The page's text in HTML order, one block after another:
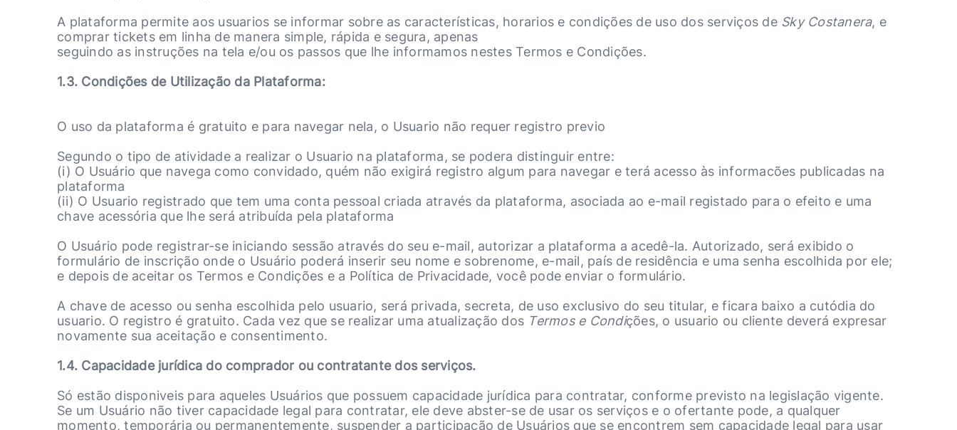
A plataforma permite aos usuarios se informar sobre as características, horarios e condições de uso dos serviços de Sky Costanera, e
comprar tickets em linha de manera simple, rápida e segura, apenas
seguindo as instruções na tela e/ou os passos que lhe informamos nestes Termos e Condições.
1.3. Condições de Utilização da Plataforma:
O uso da plataforma é gratuito e para navegar nela, o Usuario não requer registro previo
Segundo o tipo de atividade a realizar o Usuario na plataforma, se podera distinguir entre:
(i) O Usuário que navega como convidado, quém não exigirá registro algum para navegar e terá acesso às informacões publicadas na
plataforma
(ii) O Usuario registrado que tem uma conta pessoal criada através da plataforma, asociada ao e-mail registado para o efeito e uma
chave acessória que lhe será atribuída pela plataforma
O Usuário pode registrar-se iniciando sessão através do seu e-mail, autorizar a plataforma a acedê-la. Autorizado, será exibido o
formulário de inscrição onde o Usuário poderá inserir seu nome e sobrenome, e-mail, país de residência e uma senha escolhida por ele;
e depois de aceitar os Termos e Condições e a Política de Privacidade, você pode enviar o formulário.
A chave de acesso ou senha escolhida pelo usuario, será privada, secreta, de uso exclusivo do seu titular, e ficara baixo a cutódia do
usuario. O registro é gratuito. Cada vez que se realizar uma atualização dos Termos e Condições, o usuario ou cliente deverá expresar
novamente sua aceitação e consentimento.
1.4. Capacidade jurídica do comprador ou contratante dos serviços.
Só estão disponiveis para aqueles Usuários que possuem capacidade jurídica para contratar, conforme previsto na legislação vigente.
Se um Usuário não tiver capacidade legal para contratar, ele deve abster-se de usar os serviços e o ofertante pode, a qualquer
momento, temporária ou permanentemente, suspender a participação de Usuários que se encontrem sem capacidade legal para usar